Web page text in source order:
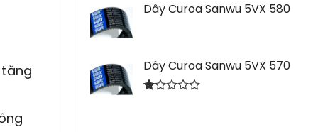
Dây Curoa Sanwu 5VX 580
Dây Curoa Sanwu 5VX 570